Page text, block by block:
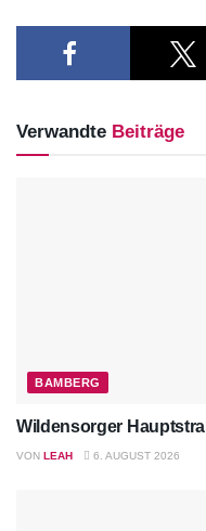
Verwandte Beiträge
BAMBERG
Wildensorger
VON LEAH 6. AUGUST 2026